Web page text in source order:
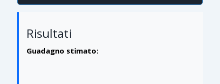
Risultati
Guadagno stimato: